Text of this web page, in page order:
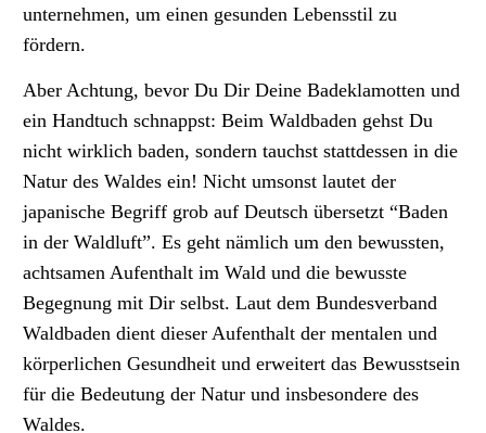
unternehmen, um einen gesunden Lebensstil zu
fördern.
Aber Achtung, bevor Du Dir Deine Badeklamotten und
ein Handtuch schnappst: Beim Waldbaden gehst Du
nicht wirklich baden, sondern tauchst stattdessen in die
Natur des Waldes ein! Nicht umsonst lautet der
japanische Begriff grob auf Deutsch übersetzt “Baden
in der Waldluft”. Es geht nämlich um den bewussten,
achtsamen Aufenthalt im Wald und die bewusste
Begegnung mit Dir selbst. Laut dem Bundesverband
Waldbaden dient dieser Aufenthalt der mentalen und
körperlichen Gesundheit und erweitert das Bewusstsein
für die Bedeutung der Natur und insbesondere des
Waldes.